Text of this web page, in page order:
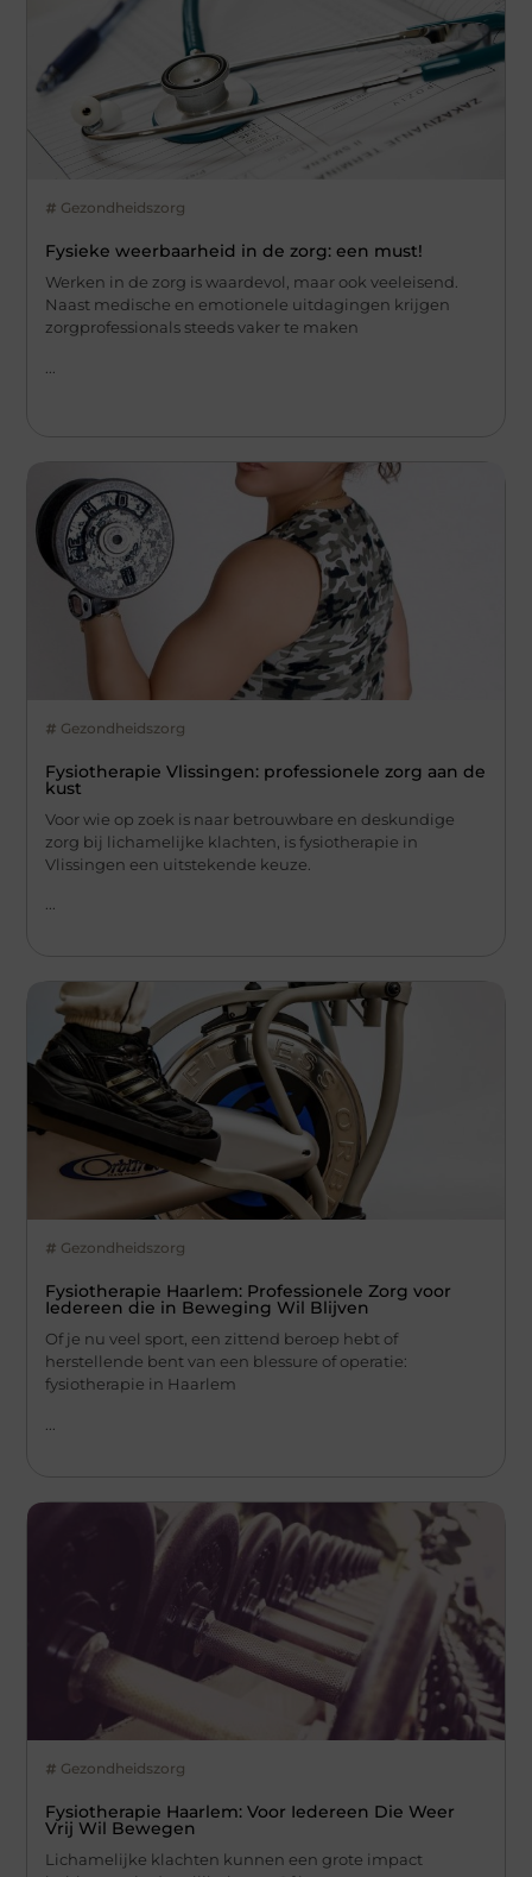
Gezondheidszorg
Fysieke weerbaarheid in de zorg: een must!
Werken in de zorg is waardevol, maar ook veeleisend.
Naast medische en emotionele uitdagingen krijgen
zorgprofessionals steeds vaker te maken
Gezondheidszorg
Fysiotherapie Vlissingen: professionele zorg aan de
kust
Voor wie op zoek is naar betrouwbare en deskundige
zorg bij lichamelijke klachten, is fysiotherapie in
Vlissingen een uitstekende keuze.
...
Gezondheidszorg
Fysiotherapie Haarlem: Professionele Zorg voor
Iedereen die in Beweging Wil Blijven
Of je nu veel sport, een zittend beroep hebt of
herstellende bent van een blessure of operatie:
fysiotherapie in Haarlem
Gezondheidszorg
Fysiotherapie Haarlem: Voor Iedereen Die Weer
Vrij Wil Bewegen
Lichamelijke klachten kunnen een grote impact